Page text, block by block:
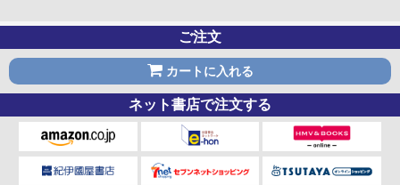
ご注文
カートに入れる
ネット書店で注文する